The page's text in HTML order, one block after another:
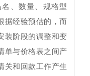
、数量、规格型
据经验预估的，而
装阶段的调整和变
单与价格表之间产
关和回款工作产生